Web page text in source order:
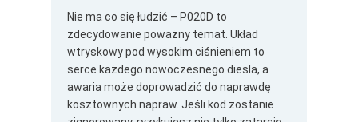
Nie ma co się łudzić – P020D to
zdecydowanie poważny temat. Układ
wtryskowy pod wysokim ciśnieniem to
serce każdego nowoczesnego diesla, a
awaria może doprowadzić do naprawdę
kosztownych napraw. Jeśli kod zostanie